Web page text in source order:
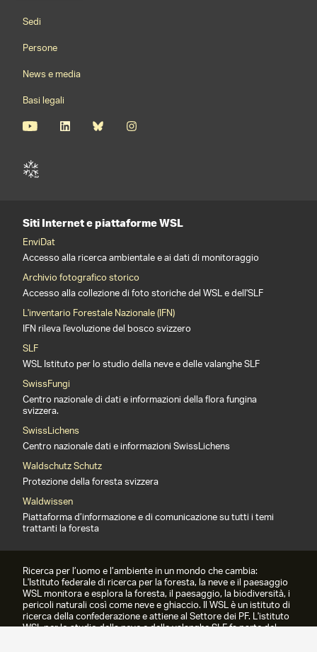
Footernavigation
Sedi
Persone
News e media
Basi legali
Siti Internet e piattaforme WSL
EnviDat
Accesso alla ricerca ambientale e ai dati di monitoraggio
Archivio fotografico storico
Accesso alla collezione di foto storiche del WSL e dell'SLF
L'inventario Forestale Nazionale (IFN)
IFN rileva l'evoluzione del bosco svizzero
SLF
WSL Istituto per lo studio della neve e delle valanghe SLF
SwissFungi
Centro nazionale di dati e informazioni della flora fungina
svizzera.
SwissLichens
Centro nazionale dati e informazioni SwissLichens
Waldschutz Schutz
Protezione della foresta svizzera
Waldwissen
Piattaforma d’informazione e di comunicazione su tutti i temi
trattanti la foresta
Ricerca per l’uomo e l’ambiente in un mondo che cambia:
L'Istituto federale di ricerca per la foresta, la neve e il paesaggio
WSL monitora e esplora la foresta, il paesaggio, la biodiversità, i
pericoli naturali così come neve e ghiaccio. Il WSL è un istituto di
ricerca della confederazione e attiene al Settore dei PF. L'istituto
WSL per lo studio della neve e delle valanghe SLF fa parte del